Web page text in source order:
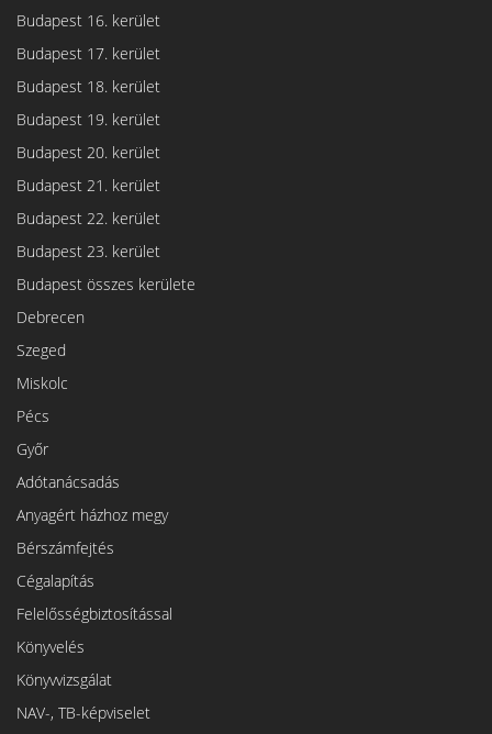
Budapest 16. kerület
Budapest 17. kerület
Budapest 18. kerület
Budapest 19. kerület
Budapest 20. kerület
Budapest 21. kerület
Budapest 22. kerület
Budapest 23. kerület
Budapest összes kerülete
Debrecen
Szeged
Miskolc
Pécs
Győr
Adótanácsadás
Anyagért házhoz megy
Bérszámfejtés
Cégalapítás
Felelősségbiztosítással
Könyvelés
Könyvvizsgálat
NAV-, TB-képviselet